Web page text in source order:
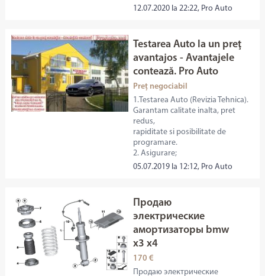
12.07.2020 la 22:22, Pro Auto
Testarea Auto la un preţ
avantajos - Avantajele
contează. Pro Auto
Preț negociabil
1.Testarea Auto (Revizia Tehnica).
Garantam calitate inalta, pret
redus,
rapiditate si posibilitate de
programare.
2. Asigurare;
05.07.2019 la 12:12, Pro Auto
Продаю
электрические
амортизаторы bmw
x3 x4
170 €
Продаю электрические